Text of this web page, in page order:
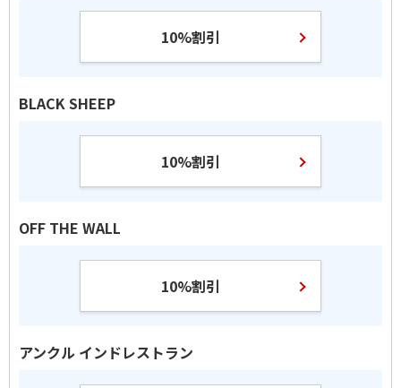
10%割引
BLACK SHEEP
10%割引
OFF THE WALL
10%割引
アンクル インドレストラン